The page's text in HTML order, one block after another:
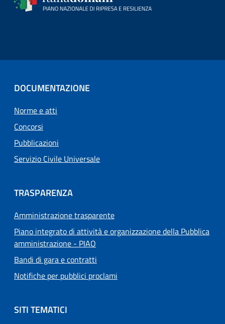
DOCUMENTAZIONE
Norme e atti
Concorsi
Pubblicazioni
Servizio Civile Universale
TRASPARENZA
Amministrazione trasparente
Piano integrato di attività e organizzazione della Pubblica
amministrazione - PIAO
Bandi di gara e contratti
Notifiche per pubblici proclami
SITI TEMATICI